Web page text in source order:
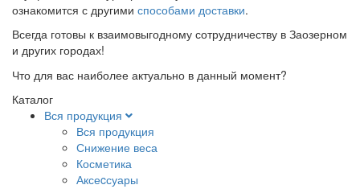
ознакомится с другими способами доставки.
Всегда готовы к взаимовыгодному сотрудничеству в Заозерном
и других городах!
Что для вас наиболее актуально в данный момент?
Каталог
Вся продукция
Вся продукция
Снижение веса
Косметика
Аксеcсуары